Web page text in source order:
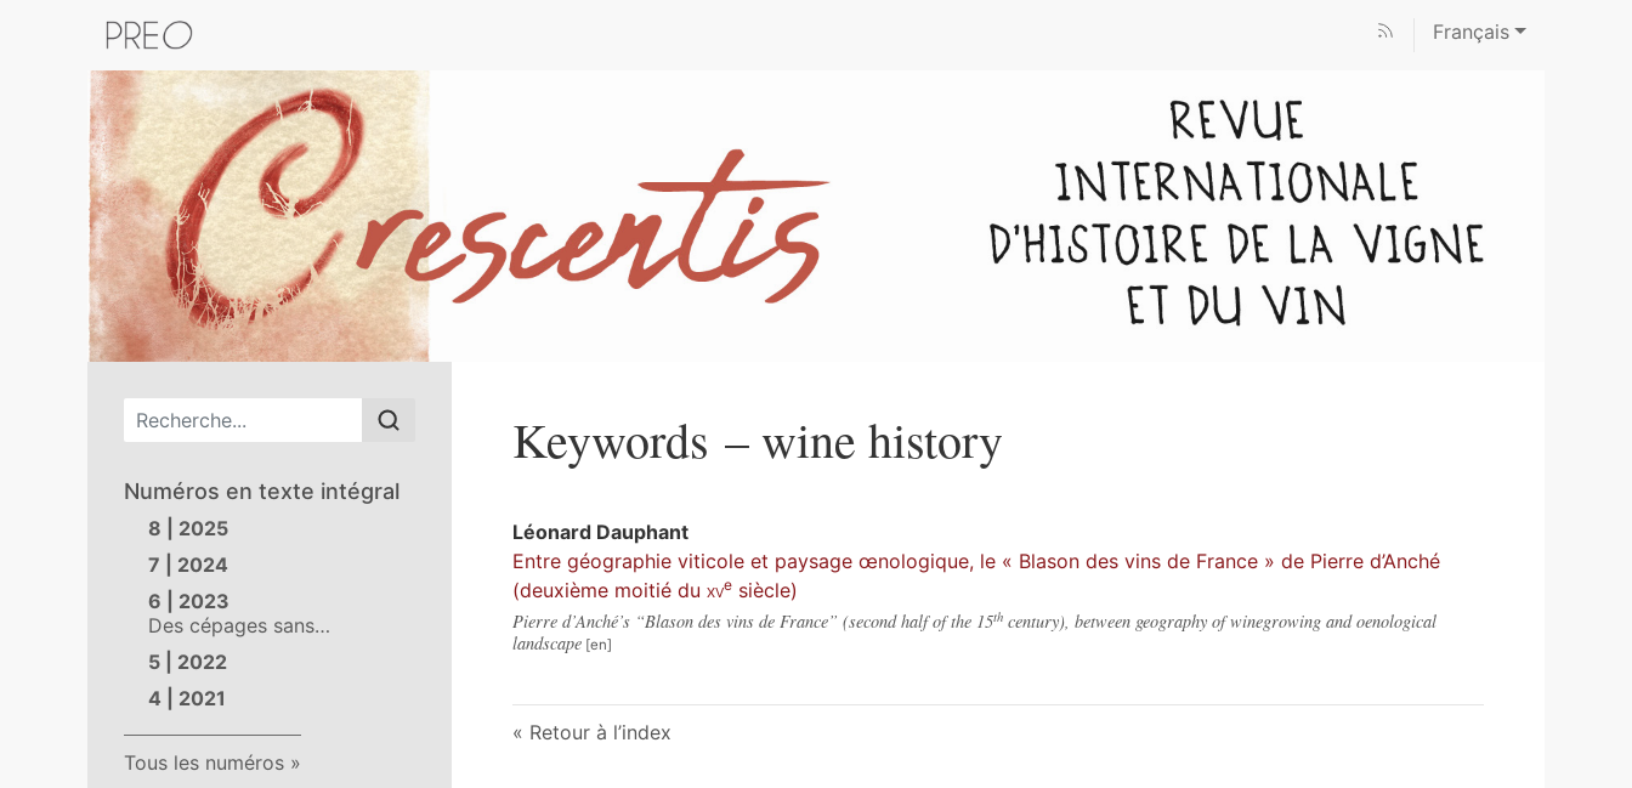
Français
Menu principal
Numéros en texte intégral
8 | 2025
7 | 2024
6 | 2023
Des cépages sans…
5 | 2022
4 | 2021
Tous les numéros
Keywords – wine history
Léonard Dauphant
Entre géographie viticole et paysage œnologique, le « Blason des vins de France » de Pierre d’Anché
(deuxième moitié du xve siècle)
Pierre d’Anché’s “Blason des vins de France” (second half of the 15th century), between geography of winegrowing and oenological
landscape
Retour à l’index